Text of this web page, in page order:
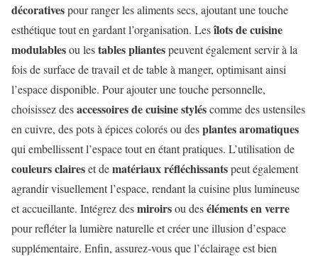
décorativespour ranger les aliments secs, ajoutant une touche
esthétique tout en gardant l’organisation. Lesîlots de cuisine
modulablesou lestables pliantespeuvent également servir à la
fois de surface de travail et de table à manger, optimisant ainsi
l’espace disponible. Pour ajouter une touche personnelle,
choisissez desaccessoires de cuisine styléscomme des ustensiles
en cuivre, des pots à épices colorés ou desplantes aromatiques
qui embellissent l’espace tout en étant pratiques. L’utilisation de
couleurs claireset dematériaux réfléchissantspeut également
agrandir visuellement l’espace, rendant la cuisine plus lumineuse
et accueillante. Intégrez desmiroirsou deséléments en verre
pour refléter la lumière naturelle et créer une illusion d’espace
supplémentaire. Enfin, assurez-vous que l’éclairage est bien